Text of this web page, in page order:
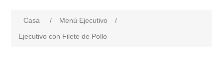
Casa / Menú Ejecutivo
/
Ejecutivo con Filete de Pollo